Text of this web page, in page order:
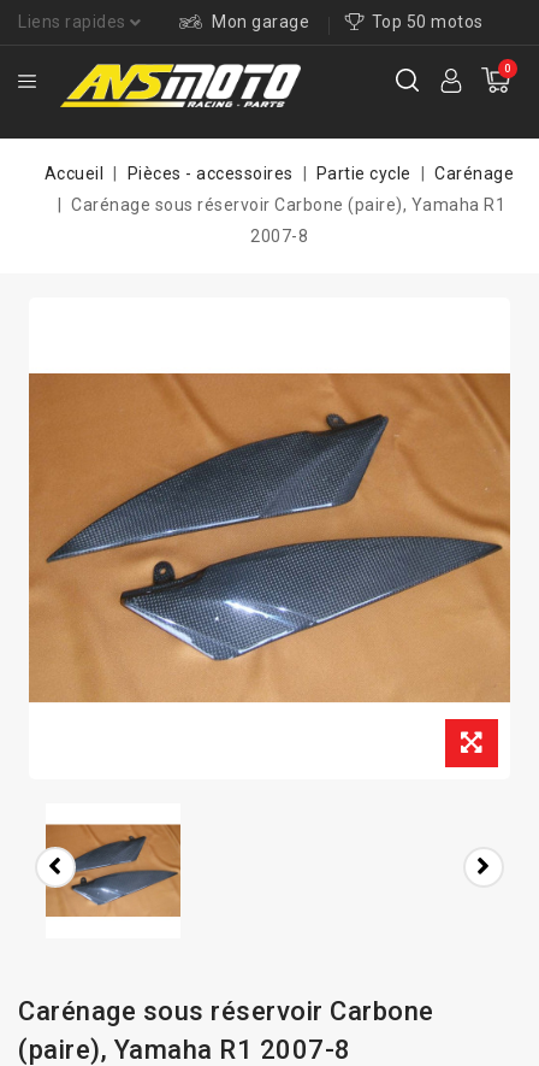
Liens rapides Mon garage Top 50 motos
0
Accueil Pièces - accessoires Partie cycle
Carénage
Carénage sous réservoir Carbone (paire), Yamaha R1
2007-8
Carénage sous réservoir Carbone
(paire), Yamaha R1 2007-8